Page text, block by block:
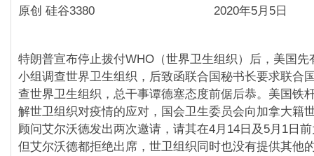
原创 硅谷3380 2020年5月5日
特朗普宣布停止拨付WHO（世界卫生组织）后，美国先
小组调查世界卫生组织，后致函联合国秘书长要求联合
查世界卫生组织，总干事谭德塞态度前倨后恭。美国铁
解世卫组织对疫情的应对，国会卫生委员会向加拿大籍
顾问艾尔沃德发出两次邀请，请其在4月14日及5月1日
但艾尔沃德都拒绝出席，世卫组织同时也没有提供其他